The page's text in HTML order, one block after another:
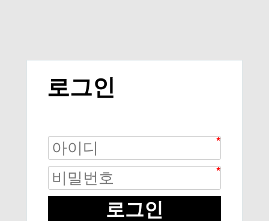
로그인
로그인